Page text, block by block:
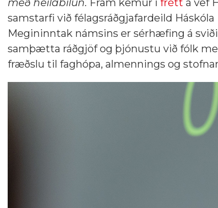
með heilabilun. Fram kemur ífrétt á vef
samstarfi við félagsráðgjafardeild
Megininntak námsins er sérhæfing á
samþætta ráðgjöf og þjónustu við fólk
fræðslu til faghópa, almennings og